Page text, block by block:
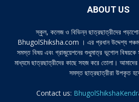
ABOUT US
স্কুল, কলেজ ও বিভিন্ন ছাত্রছাত্রীদের
BhugolShiksha.com । এর প্রধান উদ্দেশ্য পঞ্চম
সমস্ত বিষয় এবং গ্রাজুয়েশনের শুধুমাত্র ভূগোল বিষয়কে
মাধ্যমে ছাত্রছাত্রীদের কাছে সহজ করে তোলা। আমাদের
সমস্ত ছাত্রছাত্রীরা উপকৃত
Contact us: